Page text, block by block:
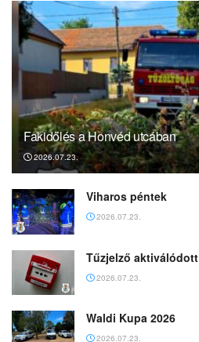
Fakidőlés a Honvéd utcában
2026.07.23.
Viharos péntek
2026.07.23.
Tűzjelző aktiválódott
2026.07.23.
Waldi Kupa 2026
2026.07.23.